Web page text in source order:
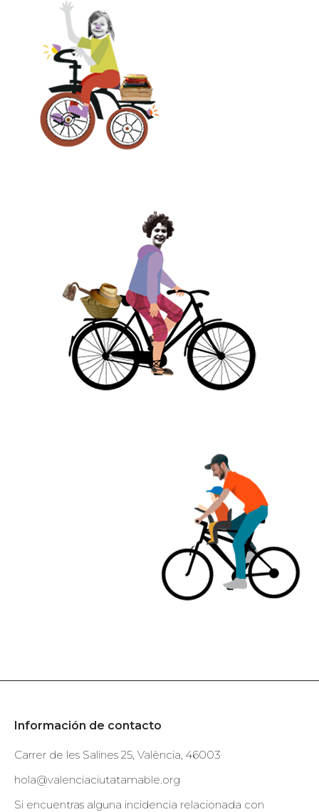
Información de contacto
Carrer de les Salines 25, València, 46003
hola@valenciaciutatamable.org
Si encuentras alguna incidencia relacionada con